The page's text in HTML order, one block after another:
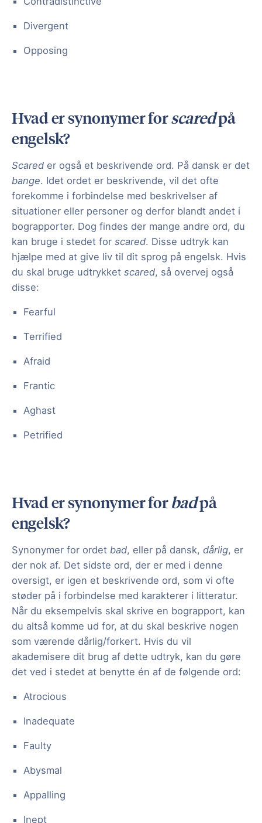
Divergent
Opposing
Hvad er synonymer forscaredpå
engelsk?
Scared er også et beskrivende ord. På dansk er det
bange. Idet ordet er beskrivende, vil det ofte
forekomme i forbindelse med beskrivelser af
situationer eller personer og derfor blandt andet i
bograpporter. Dog findes der mange andre ord, du
kan bruge i stedet for scared. Disse udtryk kan
hjælpe med at give liv til dit sprog på engelsk. Hvis
du skal bruge udtrykket scared, så overvej også
disse:
Fearful
Terrified
Afraid
Frantic
Aghast
Petrified
Hvad er synonymer forbadpå
engelsk?
Synonymer for ordet bad, eller på dansk, dårlig, er
der nok af. Det sidste ord, der er med i denne
oversigt, er igen et beskrivende ord, som vi ofte
støder på i forbindelse med karakterer i litteratur.
Når du eksempelvis skal skrive en bograpport, kan
du altså komme ud for, at du skal beskrive nogen
som værende dårlig/forkert. Hvis du vil
akademisere dit brug af dette udtryk, kan du gøre
det ved i stedet at benytte én af de følgende ord:
Atrocious
Inadequate
Faulty
Abysmal
Appalling
Inept